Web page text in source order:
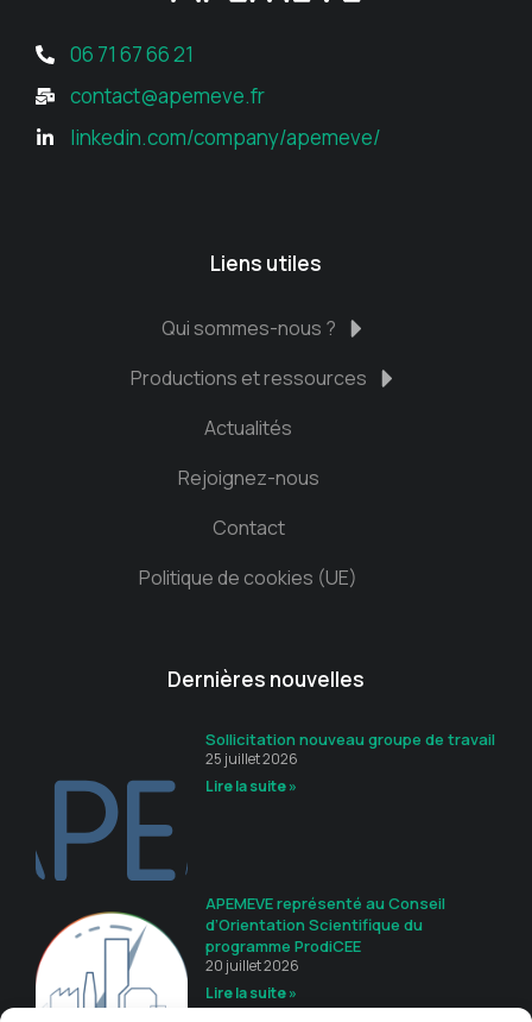
06 71 67 66 21
contact@apemeve.fr
linkedin.com/company/apemeve/
Liens utiles
Qui sommes-nous ?
Productions et ressources
Actualités
Rejoignez-nous
Contact
Politique de cookies (UE)
Dernières nouvelles
Sollicitation nouveau groupe de travail
25 juillet 2026
Lire la suite »
APEMEVE représenté au Conseil
d’Orientation Scientifique du
programme ProdiCEE
20 juillet 2026
Lire la suite »